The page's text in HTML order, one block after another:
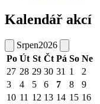
Kalendář akcí
Srpen2026
Po Út St Čt Pá So Ne
27 28 29 30 31 1
2
3
4 5 6 7 8
9
10 11 12 13 14 15 16